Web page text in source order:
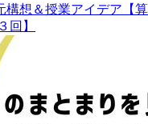
構想＆授業アイデア【算
回】